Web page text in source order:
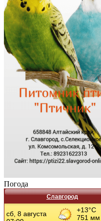
Погода
Славгород